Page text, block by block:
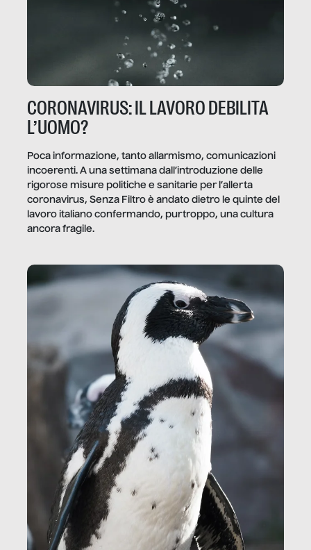
CORONAVIRUS: IL LAVORO DEBILITA
L’UOMO?
Poca informazione, tanto allarmismo, comunicazioni
incoerenti. A una settimana dall’introduzione delle
rigorose misure politiche e sanitarie per l’allerta
coronavirus, Senza Filtro è andato dietro le quinte del
lavoro italiano confermando, purtroppo, una cultura
ancora fragile.